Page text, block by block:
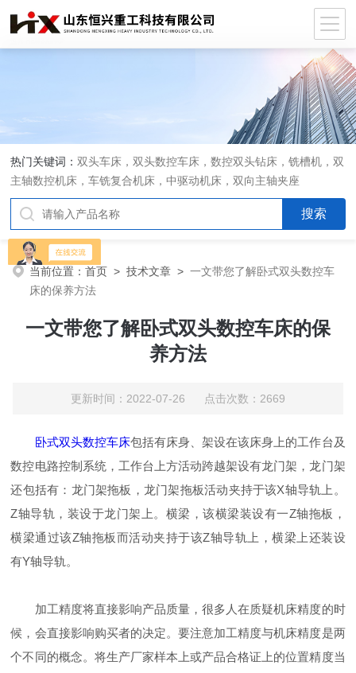
热门关键词：双头车床，双头数控车床，数控双头钻床，铣槽机，双
主轴数控机床，车铣复合机床，中驱动机床，双向主轴夹座
当前位置：首页 >技术文章 >一文带您了解卧式双头数控车
床的保养方法
一文带您了解卧式双头数控车床的保
养方法
更新时间：2022-07-26 点击次数：2669
卧式双头数控车床包括有床身、架设在该床身上的工作台及
数控电路控制系统，工作台上方活动跨越架设有龙门架，龙门架
还包括有：龙门架拖板，龙门架拖板活动夹持于该X轴导轨上。
Z轴导轨，装设于龙门架上。横梁，该横梁装设有一Z轴拖板，
横梁通过该Z轴拖板而活动夹持于该Z轴导轨上，横梁上还装设
有Y轴导轨。
加工精度将直接影响产品质量，很多人在质疑机床精度的时
候，会直接影响购买者的决定。要注意加工精度与机床精度是两
个不同的概念。将生产厂家样本上或产品合格证上的位置精度当